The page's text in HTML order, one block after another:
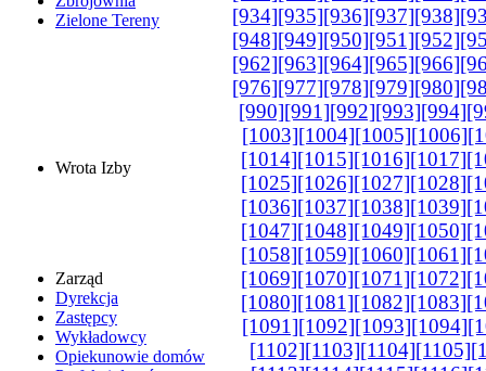
Zielone Tereny
Wrota Izby
Zarząd
Dyrekcja
Zastępcy
Wykładowcy
Opiekunowie domów
[934][935][936][937][938]
[948][949][950][951][952]
[962][963][964][965][966]
[976][977][978][979][980]
[990][991][992][993][994]
[1003][1004][1005][1006]
[1014][1015][1016][1017]
[1025][1026][1027][1028]
[1036][1037][1038][1039]
[1047][1048][1049][1050]
[1058][1059][1060][1061]
[1069][1070][1071][1072]
[1080][1081][1082][1083]
[1091][1092][1093][1094]
[1102][1103][1104][1105]